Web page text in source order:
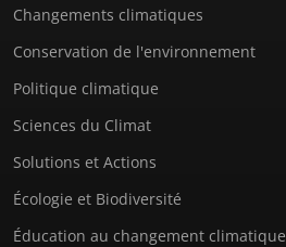
Changements climatiques
Conservation de l'environnement
Politique climatique
Sciences du Climat
Solutions et Actions
Écologie et Biodiversité
Éducation au changement climatique